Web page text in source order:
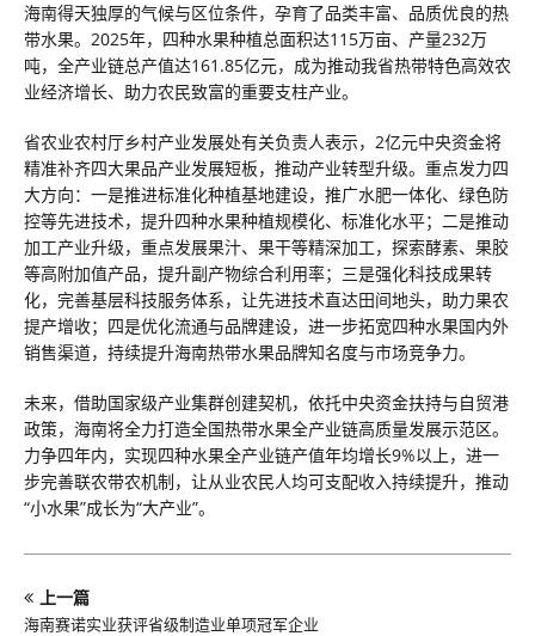
海南得天独厚的气候与区位条件，孕育了品类丰富、品质优良的热
带水果。2025年，四种水果种植总面积达115万亩、产量232万
吨，全产业链总产值达161.85亿元，成为推动我省热带特色高效农
业经济增长、助力农民致富的重要支柱产业。
省农业农村厅乡村产业发展处有关负责人表示，2亿元中央资金将
精准补齐四大果品产业发展短板，推动产业转型升级。重点发力四
大方向：一是推进标准化种植基地建设，推广水肥一体化、绿色防
控等先进技术，提升四种水果种植规模化、标准化水平；二是推动
加工产业升级，重点发展果汁、果干等精深加工，探索酵素、果胶
等高附加值产品，提升副产物综合利用率；三是强化科技成果转
化，完善基层科技服务体系，让先进技术直达田间地头，助力果农
提产增收；四是优化流通与品牌建设，进一步拓宽四种水果国内外
销售渠道，持续提升海南热带水果品牌知名度与市场竞争力。
未来，借助国家级产业集群创建契机，依托中央资金扶持与自贸港
政策，海南将全力打造全国热带水果全产业链高质量发展示范区。
力争四年内，实现四种水果全产业链产值年均增长9%以上，进一
步完善联农带农机制，让从业农民人均可支配收入持续提升，推动
“小水果”成长为“大产业”。
上一篇
海南赛诺实业获评省级制造业单项冠军企业